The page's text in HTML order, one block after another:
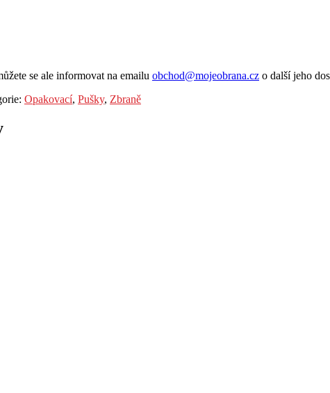
se ale informovat na emailu obchod@mojeobrana.cz o další jeho
Opakovací, Pušky, Zbraně